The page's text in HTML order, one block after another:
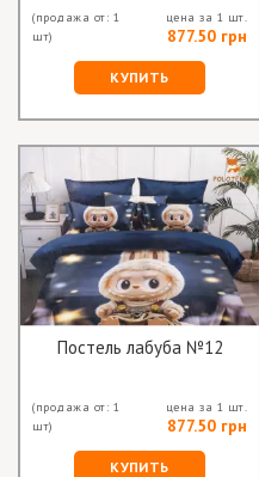
(продажа от: 1
шт)
цена за 1 шт.
877.50 грн
КУПИТЬ
Постель лабуба №12
(продажа от: 1
шт)
цена за 1 шт.
877.50 грн
КУПИТЬ